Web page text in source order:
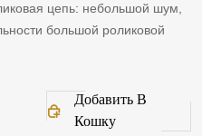
цепь: небольшой шум,
большой роликовой
Добавить В
Кошку